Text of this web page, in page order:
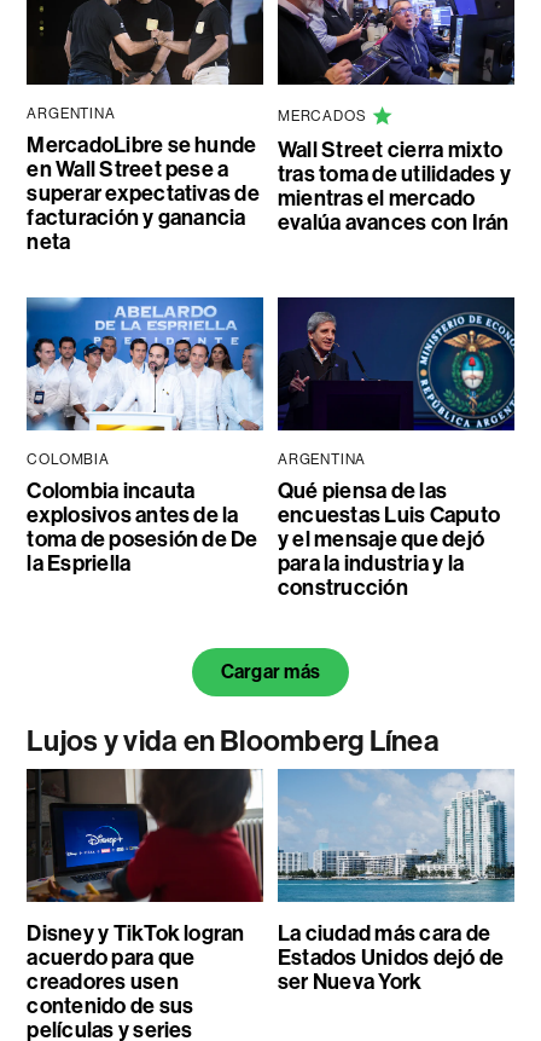
ARGENTINA
MercadoLibre se hunde
en Wall Street pese a
superar expectativas de
facturación y ganancia
neta
MERCADOS
Wall Street cierra mixto
tras toma de utilidades y
mientras el mercado
evalúa avances con Irán
COLOMBIA
Colombia incauta
explosivos antes de la
toma de posesión de De
la Espriella
ARGENTINA
Qué piensa de las
encuestas Luis Caputo
y el mensaje que dejó
para la industria y la
construcción
Cargar más
Lujos y vida en Bloomberg Línea
Disney y TikTok logran
acuerdo para que
creadores usen
contenido de sus
películas y series
La ciudad más cara de
Estados Unidos dejó de
ser Nueva York